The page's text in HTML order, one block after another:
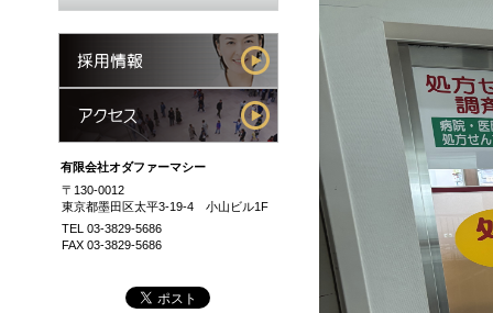
有限会社オダファーマシー
〒130-0012
東京都墨田区太平3-19-4 小山ビル1F
TEL 03-3829-5686
FAX 03-3829-5686